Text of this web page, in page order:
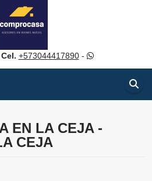
Cel. +573044417890-
EN LA CEJA -
CEJA